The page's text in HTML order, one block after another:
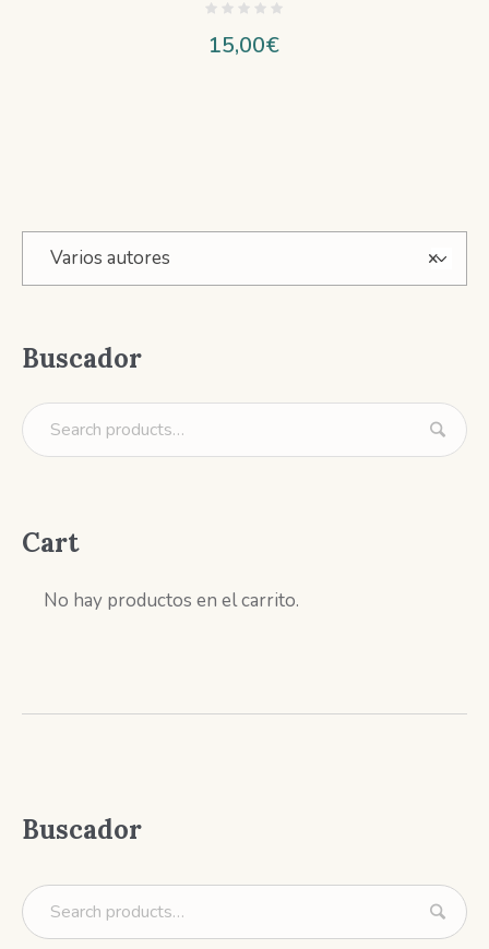
15,00€
×
Varios autores
Buscador
Cart
No hay productos en el carrito.
Buscador